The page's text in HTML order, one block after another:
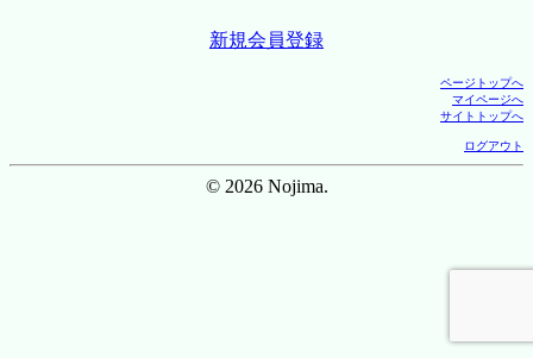
新規会員登録
ページトップへ
マイページへ
サイトトップへ
ログアウト
© 2026 Nojima.